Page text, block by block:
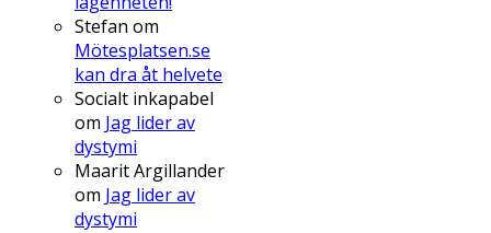
Stefan om
Mötesplatsen.se
kan dra åt helvete
Socialt inkapabel
om Jag lider av
dystymi
Maarit Argillander
om Jag lider av
dystymi